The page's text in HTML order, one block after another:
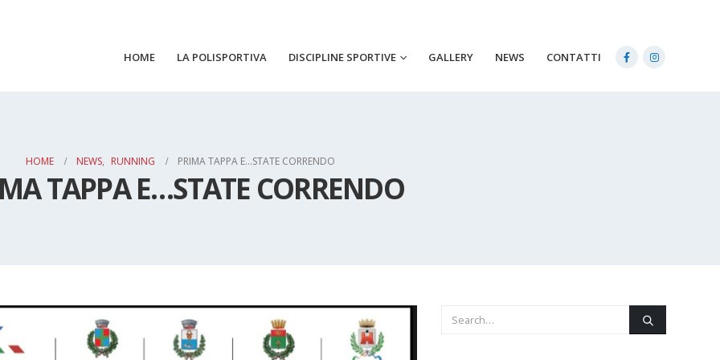
HOME LA POLISPORTIVA DISCIPLINE SPORTIVE GALLERY NEWS CONTATTI
HOME NEWS, RUNNING PRIMA TAPPA E…STATE CORRENDO
TAPPA E…STATE CORRENDO